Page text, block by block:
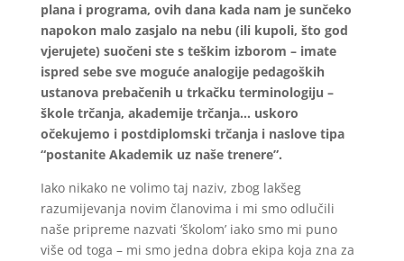
plana i programa, ovih dana kada nam je sunčeko
napokon malo zasjalo na nebu (ili kupoli, što god
vjerujete) suočeni ste s teškim izborom – imate
ispred sebe sve moguće analogije pedagoških
ustanova prebačenih u trkačku terminologiju –
škole trčanja, akademije trčanja… uskoro
očekujemo i postdiplomski trčanja i naslove tipa
“postanite Akademik uz naše trenere”.
Iako nikako ne volimo taj naziv, zbog lakšeg
razumijevanja novim članovima i mi smo odlučili
naše pripreme nazvati ‘školom’ iako smo mi puno
više od toga – mi smo jedna dobra ekipa koja zna za